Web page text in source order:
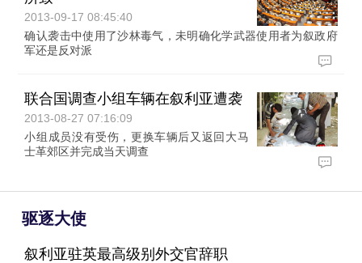
2013-09-17 08:45:40
确认袭击中使用了沙林毒气，未明确化学武器使用者为叙政府
军还是反对派
联合国调查小组车辆在叙利亚遭袭
2013-08-27 07:16:09
小组成员没有受伤，更换车辆后又返回大马
士革郊区并完成当天调查
驱逐大使
叙利亚驻英最高级别外交官辞职